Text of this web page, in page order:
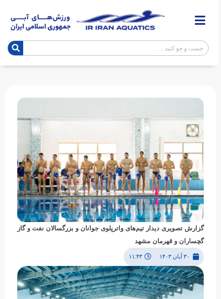
گزارش تصویری دیدار تیم‌های واترپلوی جوانان و بزرگسالان نفت و گاز
گچساران و قهرمان مشهد‎
۳۰ آبان ۱۴۰۳ ۱۱:۴۳